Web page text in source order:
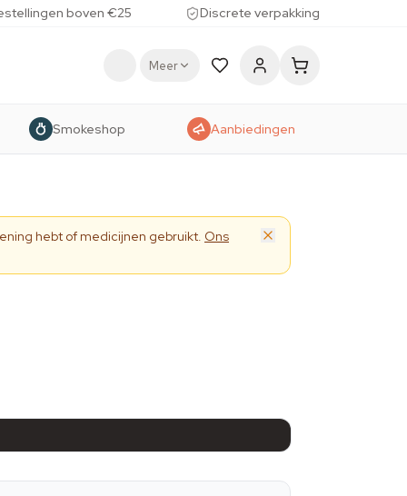
boven €25 Discrete verpakking
Meer
Smokeshop Aanbiedingen
hebt of medicijnen gebruikt. Ons